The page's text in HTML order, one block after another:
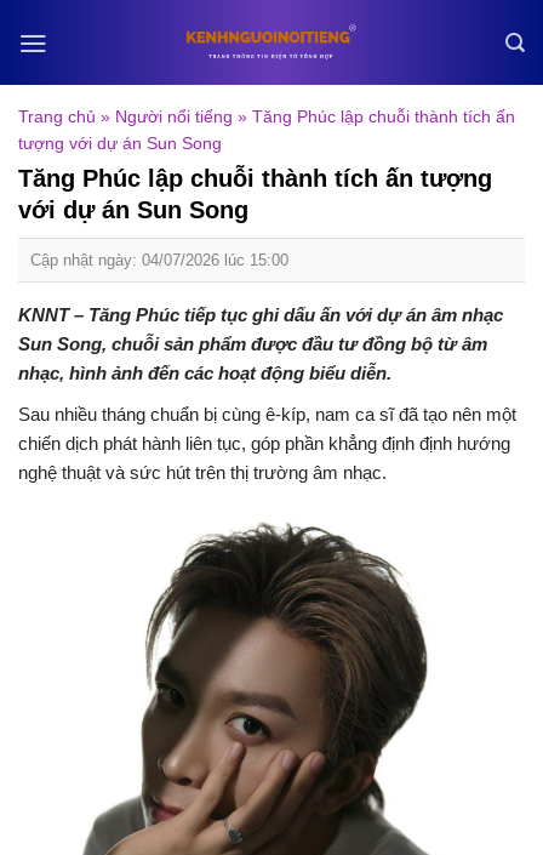
Trang chủ » Người nổi tiếng » Tăng Phúc lập chuỗi thành tích ấn
tượng với dự án Sun Song
Tăng Phúc lập chuỗi thành tích ấn tượng
với dự án Sun Song
Cập nhật ngày: 04/07/2026 lúc 15:00
KNNT – Tăng Phúc tiếp tục ghi dấu ấn với dự án âm nhạc
Sun Song, chuỗi sản phẩm được đầu tư đồng bộ từ âm
nhạc, hình ảnh đến các hoạt động biểu diễn.
Sau nhiều tháng chuẩn bị cùng ê-kíp, nam ca sĩ đã tạo nên một
chiến dịch phát hành liên tục, góp phần khẳng định định hướng
nghệ thuật và sức hút trên thị trường âm nhạc.